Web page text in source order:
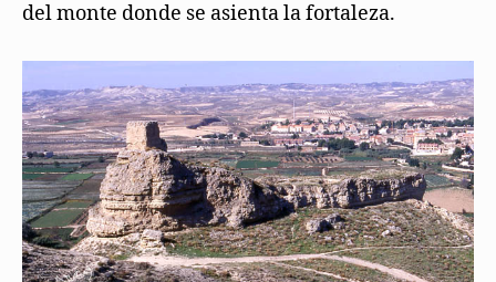
del monte donde se asienta la fortaleza.